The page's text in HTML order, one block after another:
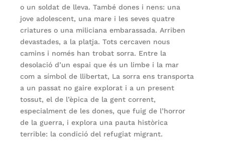
o un soldat de lleva. També dones i nens: una
jove adolescent, una mare i les seves quatre
criatures o una miliciana embarassada. Arriben
devastades, a la platja. Tots cercaven nous
camins i només han trobat sorra. Entre la
desolació d’un espai que és un limbe i la mar
com a símbol de llibertat, La sorra ens transporta
a un passat no gaire explorat i a un present
tossut, el de l’èpica de la gent corrent,
especialment de les dones, que fuig de l’horror
de la guerra, i explora una pauta històrica
terrible: la condició del refugiat migrant.